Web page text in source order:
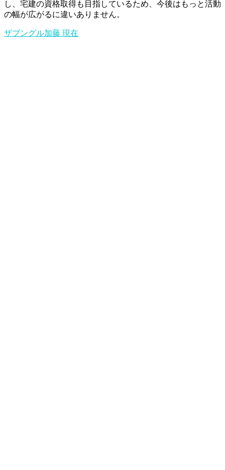
し、宅建の資格取得も目指しているため、今後はもっと活動
の幅が広がるに違いありません。
ザブングル加藤 現在